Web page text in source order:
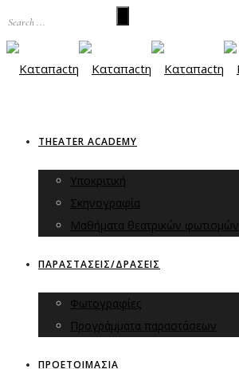
THEATER ACADEMY
Υποκριτική
Σκηνογραφία
Μαθήματα θεατρικών φωτισμών
ΠΑΡΑΣΤΑΣΕΙΣ/ΔΡΑΣΕΙΣ
Φωτογραφίες
Προγράμματα παραστάσεων
ΠΡΟΕΤΟΙΜΑΣΙΑ